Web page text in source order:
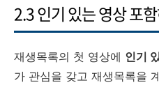
2.3 인기 있는 영상 포
재생목록의 첫 영상에 인기
가 관심을 갖고 재생목록을